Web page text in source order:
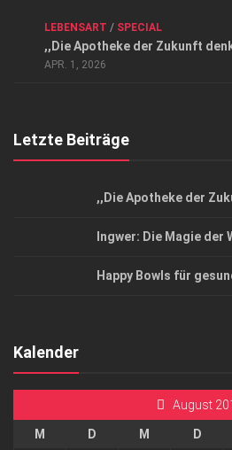
Datenschutzerklärung
Top Magazin Dresden /
LEBENSART / SPECIAL
,,Die Apotheke der Zukunft
APR. 1, 2026
Letzte Beiträge
,,Die Apotheke der
Ingwer: Die Magie der
Happy Bowls für
Kalender
August
M D M D